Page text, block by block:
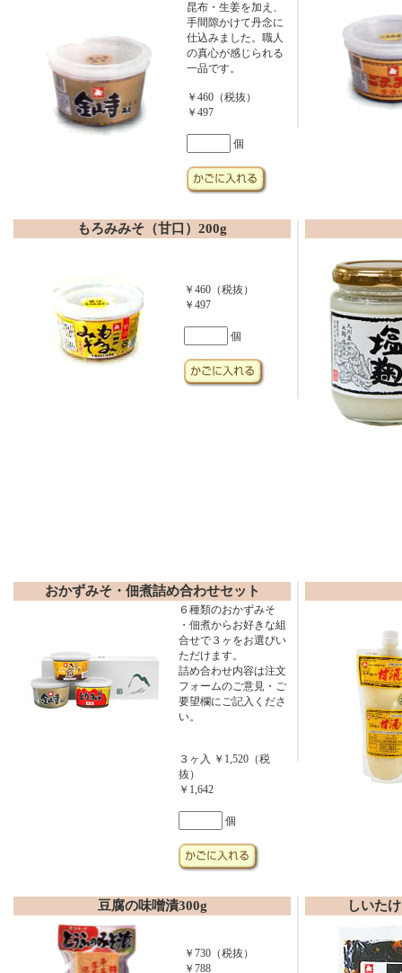
昆布・生姜を加え、
手間隙かけて丹念に
仕込みました。職人
の真心が感じられる
一品です。
￥460（税抜）
￥497
個
もろみみそ（甘口）200g
￥460（税抜）
￥497
個
おかずみそ・佃煮詰め合わせセット
６種類のおかずみそ
・佃煮からお好きな組
合せで３ヶをお選びい
ただけます。
詰め合わせ内容は注文
フォームのご意見・ご
要望欄にご記入くださ
い。
３ヶ入 ￥1,520（税
抜）
￥1,642
個
豆腐の味噌漬300g
￥730（税抜）
￥788
しいた